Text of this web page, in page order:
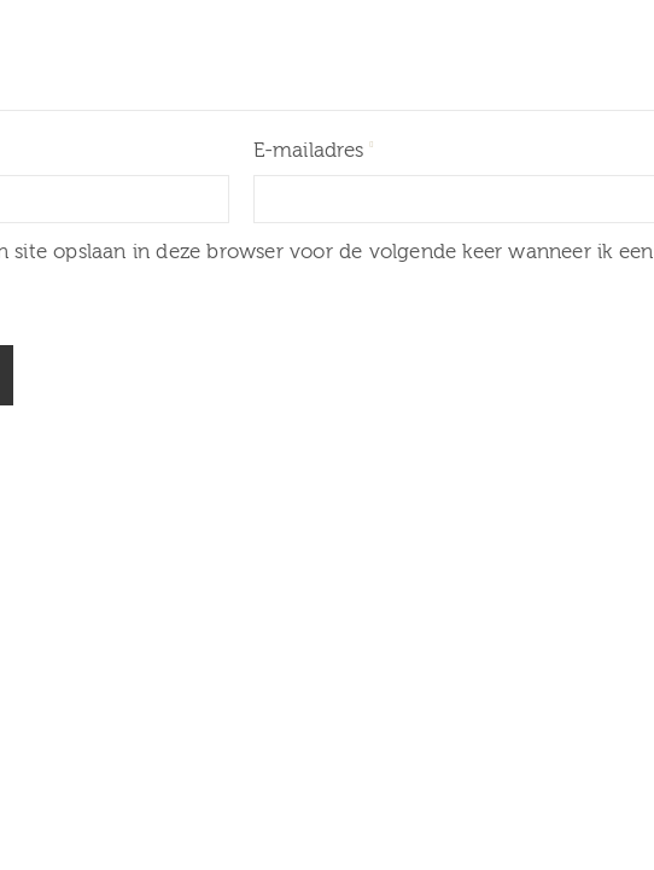
E-mailadres
site opslaan in deze browser voor de volgende keer wanneer ik een